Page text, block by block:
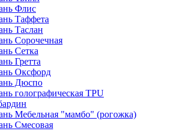
Флис
Таффета
Таслан
Сорочечная
Сетка
Гретта
Оксфорд
Дюспо
голографическая TPU
Мебельная "мамбо" (рогожка)
Смесовая